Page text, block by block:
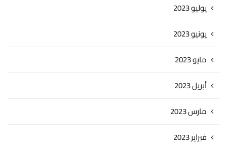
يوليو 2023
يونيو 2023
مايو 2023
أبريل 2023
مارس 2023
فبراير 2023